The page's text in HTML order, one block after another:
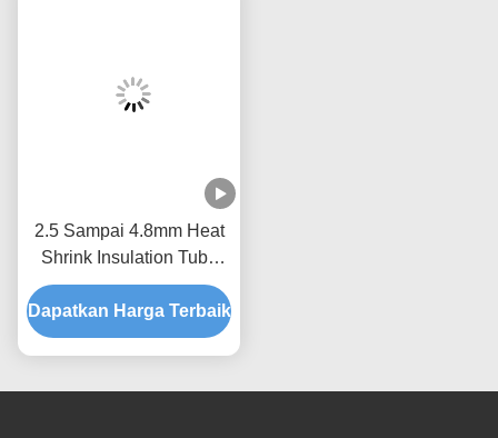
2.5 Sampai 4.8mm Heat
Shrink Insulation Tube
Neoprene Black
Dapatkan Harga Terbaik